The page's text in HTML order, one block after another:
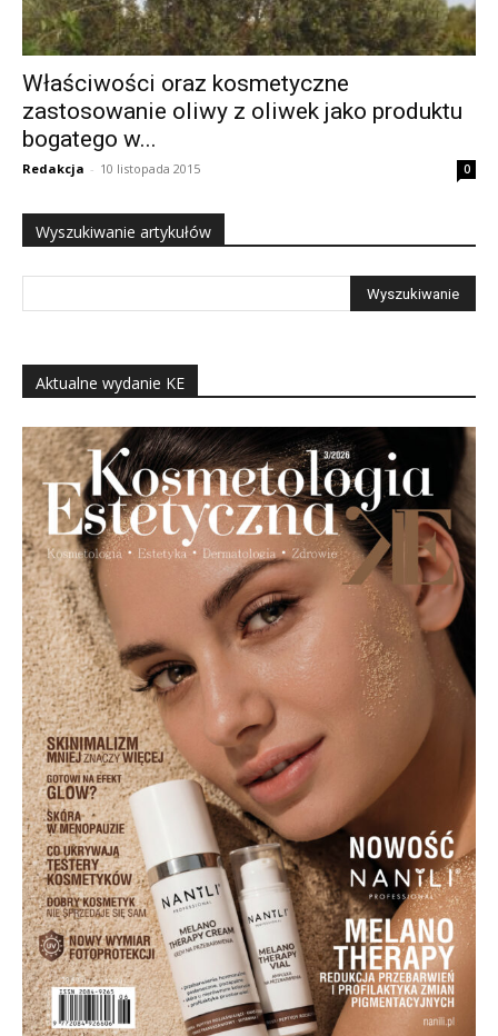
Właściwości oraz kosmetyczne
zastosowanie oliwy z oliwek jako produktu
bogatego w...
Redakcja - 10 listopada 2015 0
Wyszukiwanie artykułów
Aktualne wydanie KE